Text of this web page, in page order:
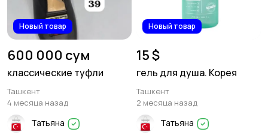
Новый товар
600 000 сум
классические туфли
Ташкент
4 месяца назад
Татьяна
Новый товар
15 $
гель для душа. Корея
Ташкент
2 месяца назад
Татьяна